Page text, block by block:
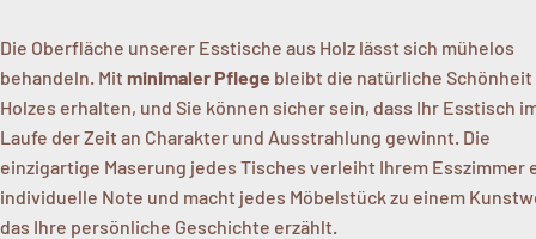
Die Oberfläche unserer Esstische aus Holz lässt sich mühelos
behandeln. Mit minimaler Pflege bleibt die natürliche Schönheit
Holzes erhalten, und Sie können sicher sein, dass Ihr Esstisch
Laufe der Zeit an Charakter und Ausstrahlung gewinnt. Die
einzigartige Maserung jedes Tisches verleiht Ihrem Esszimmer
individuelle Note und macht jedes Möbelstück zu einem
das Ihre persönliche Geschichte erzählt.